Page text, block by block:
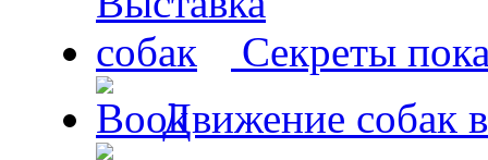
Секреты
Движение собак